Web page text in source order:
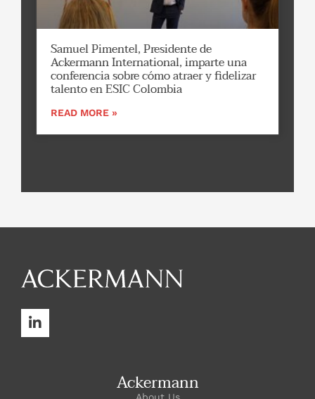
Samuel Pimentel, Presidente de
Ackermann International, imparte una
conferencia sobre cómo atraer y fidelizar
talento en ESIC Colombia
READ MORE »
Ackermann
About Us